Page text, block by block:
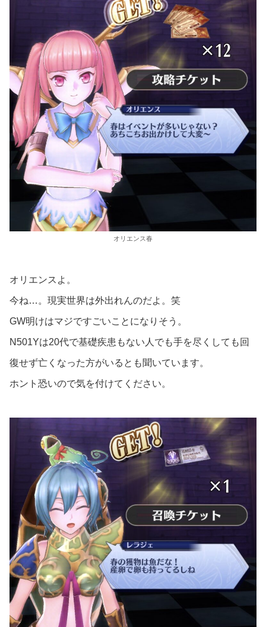
オリエンス春
オリエンスよ。
今ね…。現実世界は外出れんのだよ。笑
GW明けはマジですごいことになりそう。
N501Yは20代で基礎疾患もない人でも手を尽くしても回
復せず亡くなった方がいるとも聞いています。
ホント恐いので気を付けてください。